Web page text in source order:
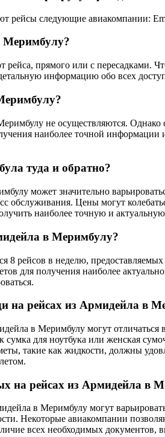
следующие авиакомпании:
Меримбулу?
рейса, прямого или с
информацию обо всех
не осуществляются. Однако
наиболее точной
туда и обратно?
может значительно
обслуживания. Цены могут
наиболее точную и
в Меримбулу?
рейсов в неделю,
для получения наиболее
на рейсах из Армидейла в
в Меримбулу могут
для ноутбука или женская
такие как жидкости, должны
на рейсах из Армидейла в
в Меримбулу могут
Некоторые авиакомпании
всех необходимых